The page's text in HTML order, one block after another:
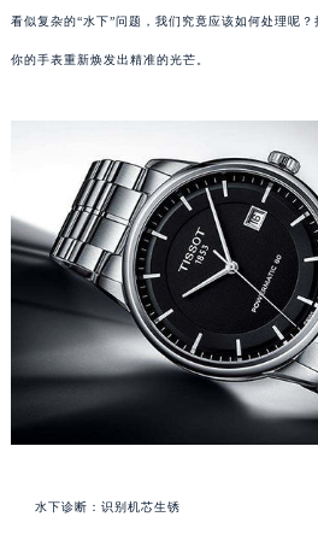
看似复杂的“水下”问题，我们究竟应该如何处理呢
你的手表重新焕发出精准的光芒。
水下诊断：识别机芯生锈